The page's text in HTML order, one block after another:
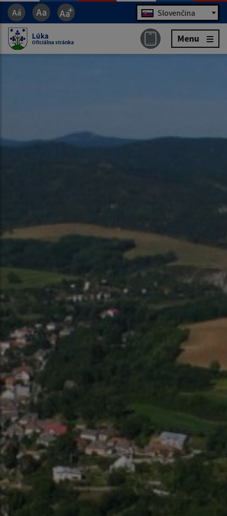
Jazyk Slovenčina
Lúka
Oficiálna stránka Menu